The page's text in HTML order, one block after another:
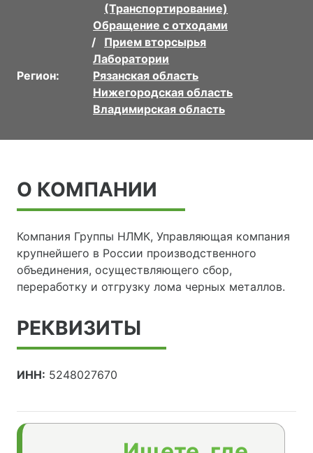
(Транспортирование)
Обращение с отходами
Прием вторсырья
Лаборатории
Регион:
Рязанская область
Нижегородская область
Владимирская область
О КОМПАНИИ
Компания Группы НЛМК, Управляющая компания
крупнейшего в России производственного
объединения, осуществляющего сбор,
переработку и отгрузку лома черных металлов.
РЕКВИЗИТЫ
ИНН: 5248027670